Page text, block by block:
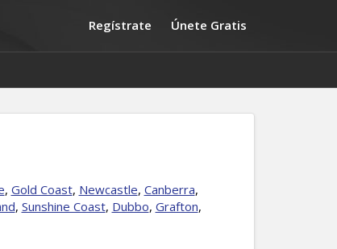
Regístrate Únete Gratis
, Gold Coast, Newcastle, Canberra,
, Sunshine Coast, Dubbo, Grafton,